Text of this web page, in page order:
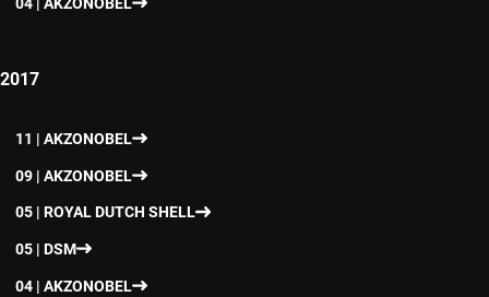
2017
11 | AKZONOBEL
09 | AKZONOBEL
05 | ROYAL DUTCH SHELL
05 | DSM
04 | AKZONOBEL